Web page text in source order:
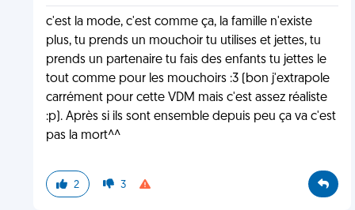
c'est la mode, c'est comme ça, la famille n'existe
plus, tu prends un mouchoir tu utilises et jettes, tu
prends un partenaire tu fais des enfants tu jettes le
tout comme pour les mouchoirs :3 (bon j'extrapole
carrément pour cette VDM mais c'est assez réaliste
:p). Après si ils sont ensemble depuis peu ça va c'est
pas la mort^^
2 3